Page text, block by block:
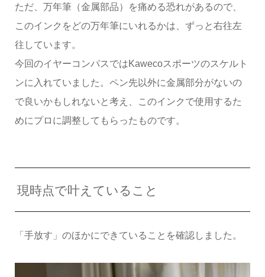
ただ、万年筆（金属部品）を痛める恐れがあるので、
このインクをどの万年筆にいれるかは、ずっと右往左
往しています。
今回のイヤーコンパスではKawecoスポーツのスケルト
ンに入れていました。ペン先以外に金属部分がないの
で良いかもしれないと考え、このインクで使用するた
めにプロに調整してもらったものです。
現時点で叶えていること
「手放す」のほかにできていることを確認しました。